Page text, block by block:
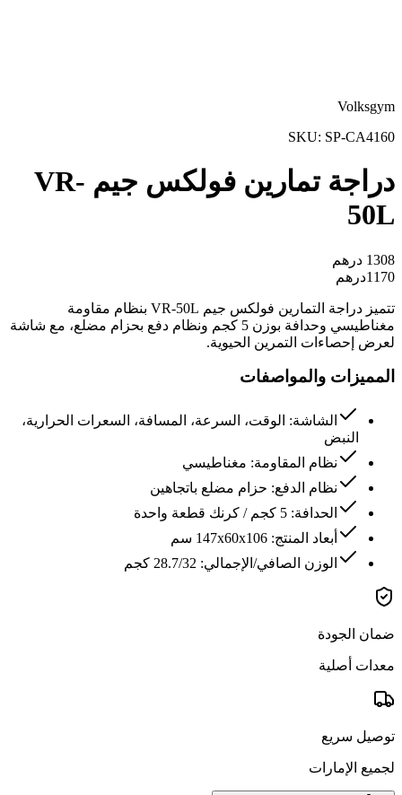
Volksgym
SKU: SP-CA4160
دراجة تمارين فولكس جيم VR-
50L
1308 درهم
1170درهم
تتميز دراجة التمارين فولكس جيم VR-50L بنظام مقاومة
مغناطيسي وحدافة بوزن 5 كجم ونظام دفع بحزام مضلع، مع شاشة
لعرض إحصاءات التمرين الحيوية.
المميزات والمواصفات
الشاشة: الوقت، السرعة، المسافة، السعرات الحرارية،
النبض
نظام المقاومة: مغناطيسي
نظام الدفع: حزام مضلع باتجاهين
الحدافة: 5 كجم / كرنك قطعة واحدة
أبعاد المنتج: 147x60x106 سم
الوزن الصافي/الإجمالي: 28.7/32 كجم
ضمان الجودة
معدات أصلية
توصيل سريع
لجميع الإمارات